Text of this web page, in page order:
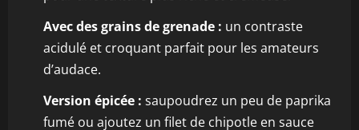
Avec des grains de grenade : un contraste
acidulé et croquant parfait pour les amateurs
d’audace.
Version épicée : saupoudrez un peu de paprika
fumé ou ajoutez un filet de chipotle en sauce